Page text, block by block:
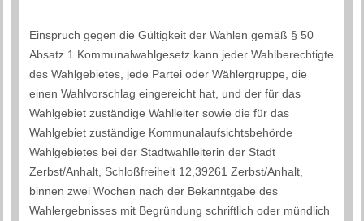
Einspruch gegen die Gültigkeit der Wahlen gemäß § 50
Absatz 1 Kommunalwahlgesetz kann jeder Wahlberechtigte
des Wahlgebietes, jede Partei oder Wählergruppe, die
einen Wahlvorschlag eingereicht hat, und der für das
Wahlgebiet zuständige Wahlleiter sowie die für das
Wahlgebiet zuständige Kommunalaufsichtsbehörde ​
Wahlgebietes bei der Stadtwahlleiterin der Stadt
Zerbst/Anhalt, Schloßfreiheit 12,39261 Zerbst/Anhalt,
binnen zwei Wochen nach der Bekanntgabe des
Wahlergebnisses mit Begründung schriftlich oder mündlich